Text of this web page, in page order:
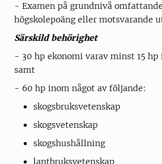
- Examen på grundnivå
högskolepoäng eller motsvarande
Särskild behörighet
- 30 hp ekonomi varav minst 15
samt
- 60 hp inom något av följande:
skogsbruksvetenskap
skogsvetenskap
skogshushållning
lantbruksvetenskap